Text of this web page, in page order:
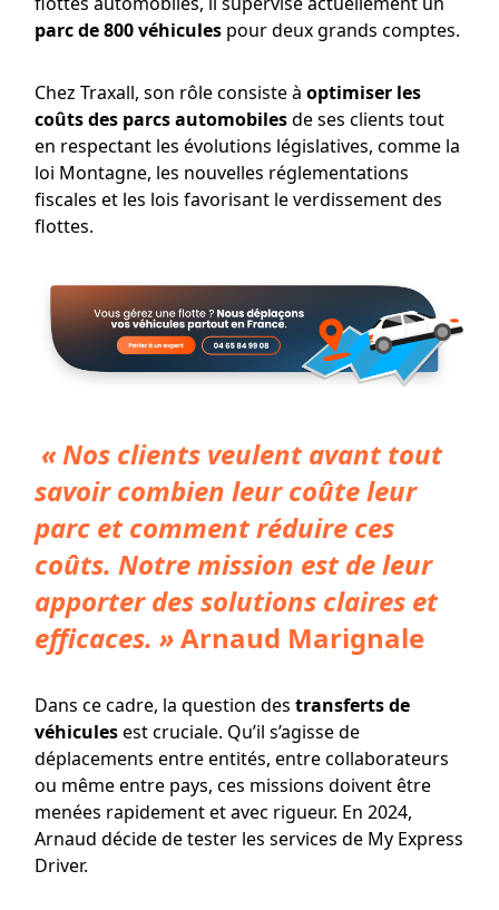
parc de 800 véhicules pour deux grands comptes.
Chez Traxall, son rôle consiste à optimiser les
coûts des parcs automobilesde ses clients tout
en respectant les évolutions législatives, comme la
loi Montagne, les nouvelles réglementations
fiscales et les lois favorisant le verdissement des
flottes.
« Nos clients veulent avant tout
savoir combien leur coûte leur
parc et comment réduire ces
coûts. Notre mission est de leur
apporter des solutions claires et
efficaces. »Arnaud Marignale
Dans ce cadre, la question des transferts de
véhiculesest cruciale. Qu’il s’agisse de
déplacements entre entités, entre collaborateurs
ou même entre pays, ces missions doivent être
menées rapidement et avec rigueur. En 2024,
Arnaud décide de tester les services de My Express
Driver.